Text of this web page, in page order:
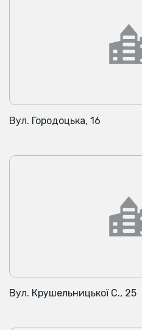
Вул. Городоцька, 16
Вул. Крушельницької С., 25